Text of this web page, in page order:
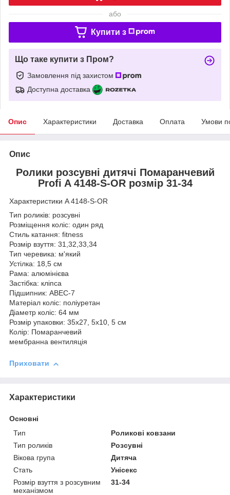
або
Купити з
Що таке купити з Пром?
Замовлення під захистом
Доступна доставка
Опис Характеристики Доставка Оплата Умови
Опис
Ролики розсувні дитячі Помаранчевий
Profi A 4148-S-OR розмір 31-34
Характеристики A 4148-S-OR
Тип роликів: розсувні
Розміщення коліс: один ряд
Стиль катання: fitness
Розмір взуття: 31,32,33,34
Тип черевика: м'який
Устілка: 18,5 см
Рама: алюмінієва
Застібка: кліпса
Підшипник: ABEC-7
Матеріал коліс: поліуретан
Діаметр коліс: 64 мм
Розмір упаковки: 35х27, 5х10, 5 см
Колір: Помаранчевий
мембранна вентиляція
Приховати
Характеристики
Основні
Тип
Роликові ковзани
Тип роликів
Розсувні
Вікова група
Дитяча
Стать
Унісекс
Розмір взуття з розсувним
механізмом
31-34